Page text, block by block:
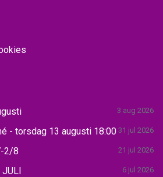
3 aug 2026
- torsdag 13 augusti 18:00 31 jul 2026
2/8 21 jul 2026
JULI 6 jul 2026